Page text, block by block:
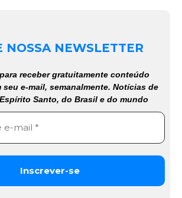
NOSSA NEWSLETTER
receber gratuitamente conteúdo
e-mail, semanalmente. Notícias de
Santo, do Brasil e do mundo